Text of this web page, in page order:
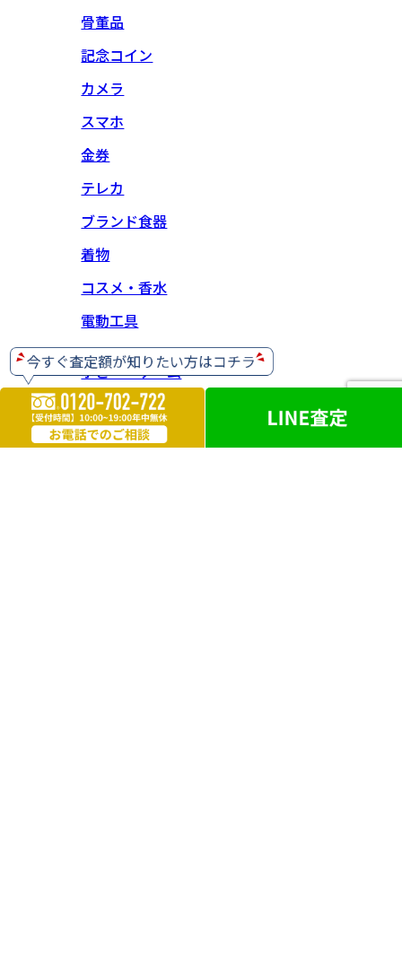
骨董品
記念コイン
カメラ
スマホ
金券
テレカ
ブランド食器
着物
コスメ・香水
電動工具
ホビー・ゲーム
楽器
お酒